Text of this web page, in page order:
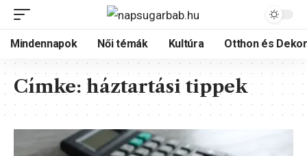
Mindennapok Női témák Kultúra Otthon és
Címke: háztartási tippek